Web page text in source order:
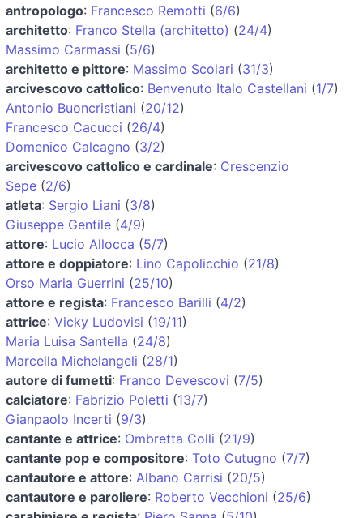
antropologo: Francesco Remotti (6/6)
architetto: Franco Stella (architetto) (24/4)
Massimo Carmassi (5/6)
architetto e pittore: Massimo Scolari (31/3)
arcivescovo cattolico: Benvenuto Italo Castellani (1/7)
Antonio Buoncristiani (20/12)
Francesco Cacucci (26/4)
Domenico Calcagno (3/2)
arcivescovo cattolico e cardinale: Crescenzio
Sepe (2/6)
atleta: Sergio Liani (3/8)
Giuseppe Gentile (4/9)
attore: Lucio Allocca (5/7)
attore e doppiatore: Lino Capolicchio (21/8)
Orso Maria Guerrini (25/10)
attore e regista: Francesco Barilli (4/2)
attrice: Vicky Ludovisi (19/11)
Maria Luisa Santella (24/8)
Marcella Michelangeli (28/1)
autore di fumetti: Franco Devescovi (7/5)
calciatore: Fabrizio Poletti (13/7)
Gianpaolo Incerti (9/3)
cantante e attrice: Ombretta Colli (21/9)
cantante pop e compositore: Toto Cutugno (7/7)
cantautore e attore: Albano Carrisi (20/5)
cantautore e paroliere: Roberto Vecchioni (25/6)